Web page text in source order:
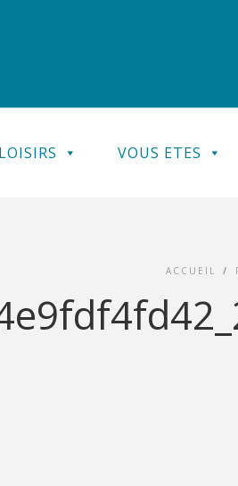
VOUS ETES
ACCUEIL /